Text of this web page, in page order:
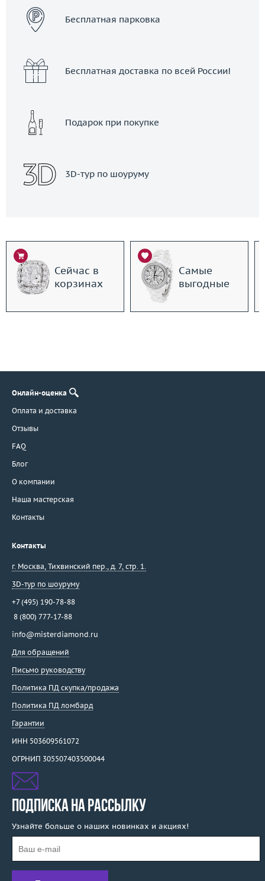
Бесплатная парковка
Бесплатная доставка по всей России!
Подарок при покупке
3D-тур по шоуруму
Сейчас в
корзинах
Самые
выгодные
Онлайн-оценка
Оплата и доставка
Отзывы
FAQ
Блог
О компании
Наша мастерская
Контакты
Контакты
г. Москва, Тихвинский пер., д. 7, стр. 1.
3D-тур по шоуруму
+7 (495) 190-78-88
8 (800) 777-17-88
info@misterdiamond.ru
Для обращений
Письмо руководству
Политика ПД скупка/продажа
Политика ПД ломбард
Гарантии
ИНН 503609561072
ОГРНИП 305507403500044
ПОДПИСКА НА РАССЫЛКУ
Узнайте больше о наших новинках и акциях!